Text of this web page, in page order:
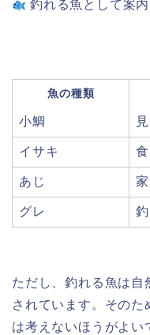
釣れる魚として案
魚の種類
小鯛
イサキ
あじ
グレ
ただし、釣れる魚は自
されています。そのた
は考えないほうがよい